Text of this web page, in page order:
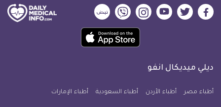
ديلي
فيسبوك
ديلي
تويتر
ديلي
ميديكال
يوتيوب
ديلي
ميديكال
انفو
ديلي
ميديكال
انفو
ديلي
ميديكال
انفو
حمل
تطبيق
معلومة
ديلي ميديكال انفو
أطباء مصر أطباء الأردن أطباء السعودية أطباء الإمارات